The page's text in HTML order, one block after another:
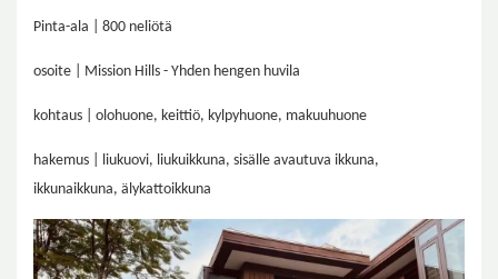
Pinta-ala | 800 neliötä
osoite | Mission Hills - Yhden hengen huvila
kohtaus | olohuone, keittiö, kylpyhuone, makuuhuone
hakemus | liukuovi, liukuikkuna, sisälle avautuva ikkuna,
ikkunaikkuna, älykattoikkuna